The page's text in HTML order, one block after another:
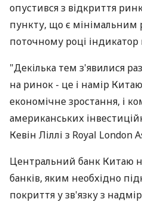
опустився з відкриття
пункту, що є мінімальним
поточному році індикатор
"Декілька тем з'явилися
на ринок - це і намір
економічне зростання, і
американських
Кевін Ліллі з Royal London
Центральний банк Китаю
банків, яким необхідно
покриття у зв'язку з